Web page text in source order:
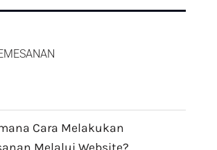
Cara Melakukan
Melalui Website?